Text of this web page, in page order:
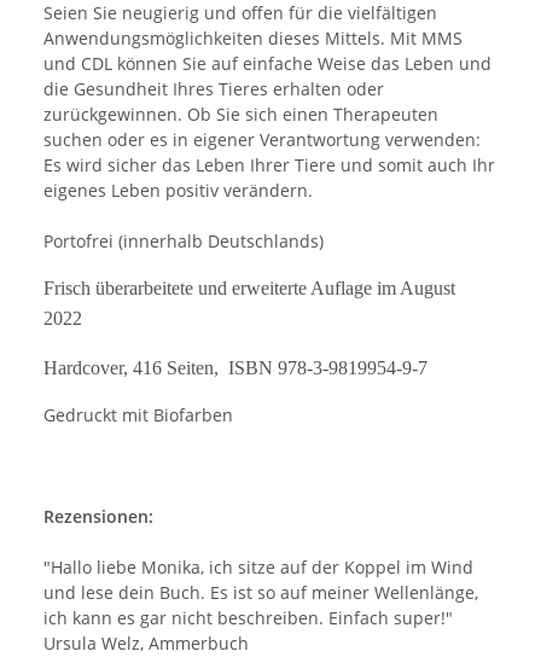
Seien Sie neugierig und offen für die vielfältigen
Anwendungsmöglichkeiten dieses Mittels. Mit MMS
und CDL können Sie auf einfache Weise das Leben und
die Gesundheit Ihres Tieres erhalten oder
zurückgewinnen. Ob Sie sich einen Therapeuten
suchen oder es in eigener Verantwortung verwenden:
Es wird sicher das Leben Ihrer Tiere und somit auch Ihr
eigenes Leben positiv verändern.
Portofrei (innerhalb Deutschlands)
Frisch überarbeitete und erweiterte Auflage im August
2022
Hardcover, 416 Seiten, ISBN 978-3-9819954-9-7
Gedruckt mit Biofarben
Rezensionen:
"Hallo liebe Monika, ich sitze auf der Koppel im Wind
und lese dein Buch. Es ist so auf meiner Wellenlänge,
ich kann es gar nicht beschreiben. Einfach super!"
Ursula Welz, Ammerbuch